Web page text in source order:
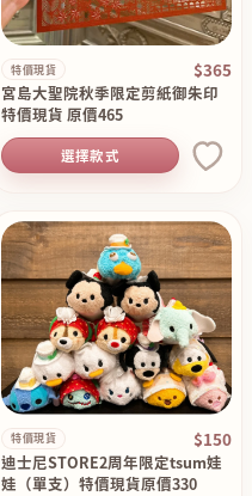
特價現貨 $365
宮島大聖院秋季限定剪紙御朱印
特價現貨 原價465
選擇款式
特價現貨 $150
迪士尼STORE2周年限定tsum娃
娃（單支）特價現貨原價330